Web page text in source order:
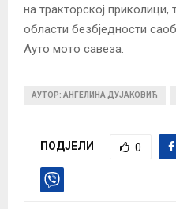
на тракторској приколици,
области безбједности
Ауто мото савеза.
АУТОР: АНГЕЛИНА ДУЈАКОВИЋ
ПОДЈЕЛИ 0